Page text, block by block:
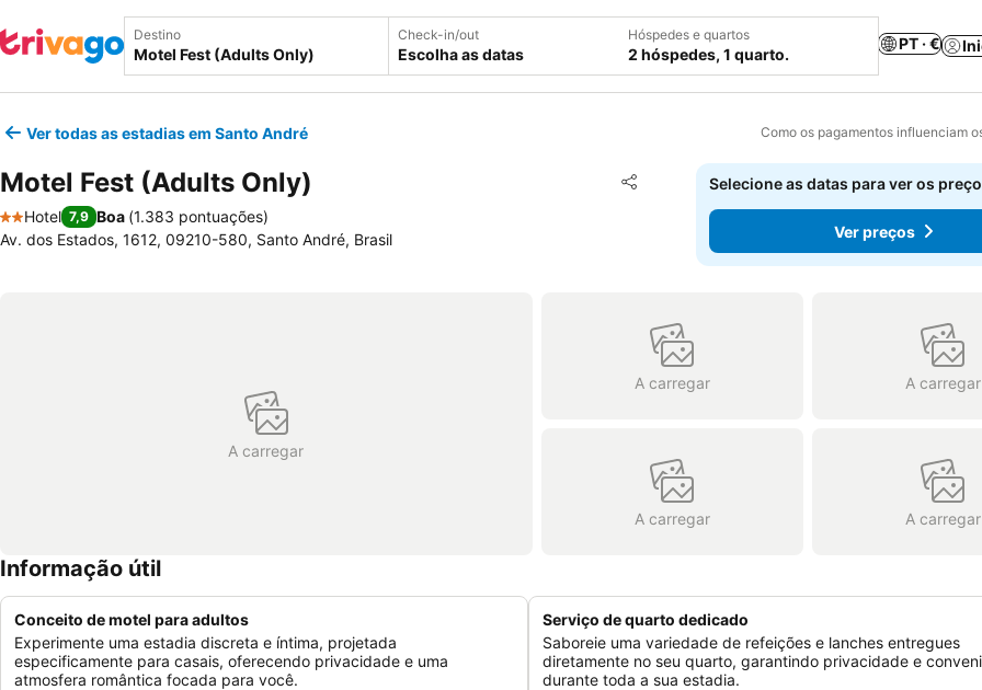
Destino Check-in/out
Escolha as datas
Hóspedes e quartos
2 hóspedes, 1 quarto.
PT · €
Ver todas as estadias em Santo André Como os pagamentos influenciam
Motel Fest (Adults Only) Partilhar
Adicionar aos favoritos
2 Estrelas
Hotel 7,9 Boa (1.383 pontuações)
Av. dos Estados, 1612, 09210-580, Santo André, Brasil
Selecione as datas para ver os
Ver preços
A carregar
A carregar A carregar
A carregar A carregar
Informação útil
Conceito de motel para adultos
Experimente uma estadia discreta e íntima, projetada
especificamente para casais, oferecendo privacidade e uma
atmosfera romântica focada para você.
Serviço de quarto dedicado
Saboreie uma variedade de refeições e lanches entregues
diretamente no seu quarto, garantindo privacidade e
durante toda a sua estadia.